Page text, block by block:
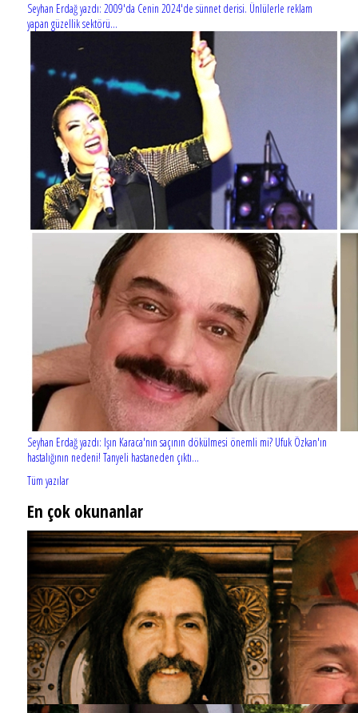
Seyhan Erdağ yazdı: 2009'da Cenin 2024'de sünnet derisi. Ünlülerle reklam
yapan güzellik sektörü...
Seyhan Erdağ yazdı: Işın Karaca'nın saçının dökülmesi önemli mi? Ufuk Özkan'ın
hastalığının nedeni! Tanyeli hastaneden çıktı...
Tüm yazılar
En çok okunanlar